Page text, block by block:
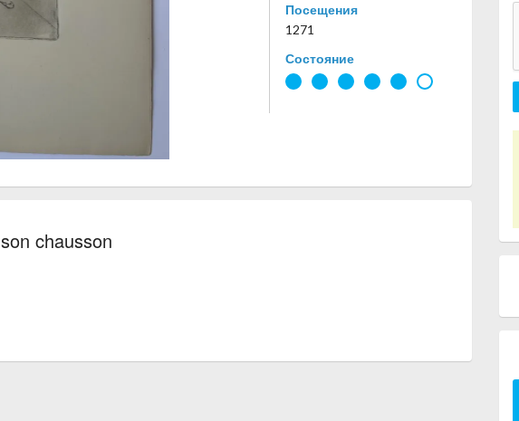
Посещения
1271
Состояние
chausson